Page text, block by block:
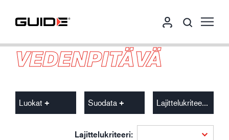
VEDENPITÄVÄ
Luokat Suodata Lajittelukriteeri
Lajittelukriteeri: